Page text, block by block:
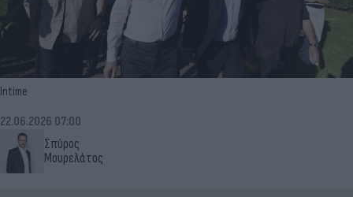
Intime
Σπύρος
Μουρελάτος
22.06.2026 07:00